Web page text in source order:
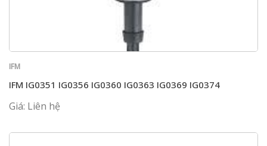
IFM
IFM IG0351 IG0356 IG0360 IG0363 IG0369 IG0374
Giá: Liên hệ